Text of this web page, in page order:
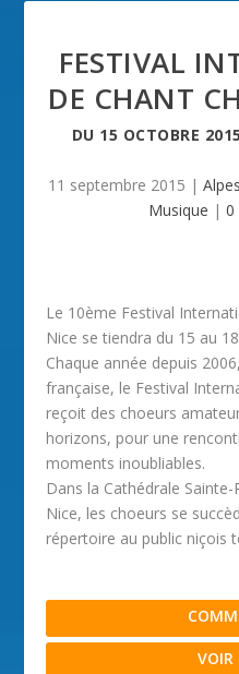
FESTIVAL
DE CHANT
DU 15 OCTOBRE 2015
11 septembre 2015 |
Musique | 0
Le 10ème Festival
Nice se tiendra du 15 au
Chaque année depuis
française, le Festival
reçoit des choeurs
horizons, pour une
moments inoubliables.
Dans la Cathédrale
Nice, les choeurs se
répertoire au public niçois
VOIR